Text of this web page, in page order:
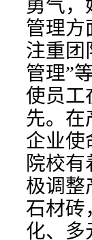
勇气
管理方
注重团
管理”
使员工
先。在
企业使
院校
极调整
石材砖
化、多